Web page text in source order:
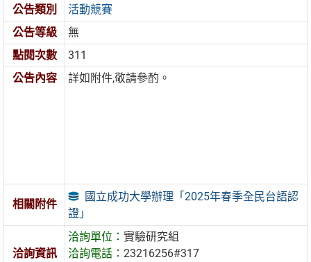
公告類別
活動競賽
公告等級
無
點閱次數
311
公告內容
詳如附件,敬請參酌。
相關附件
國立成功大學辦理「2025年春季全民台語認
證」
洽詢資訊
洽詢單位：實驗研究組
洽詢電話：23216256#317